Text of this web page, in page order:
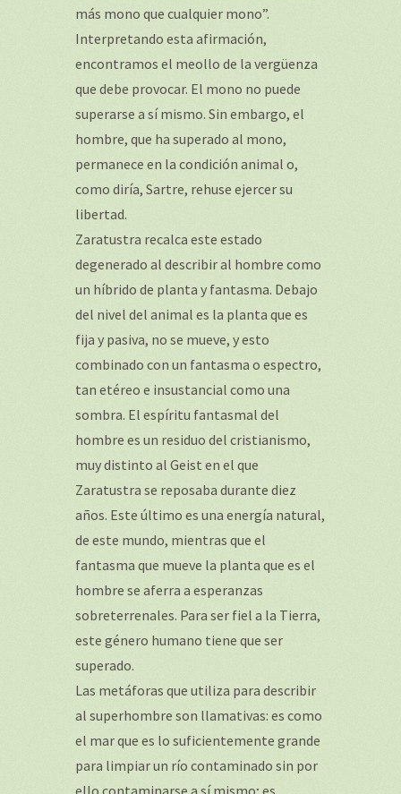
más mono que cualquier mono”.
Interpretando esta afirmación,
encontramos el meollo de la vergüenza
que debe provocar. El mono no puede
superarse a sí mismo. Sin embargo, el
hombre, que ha superado al mono,
permanece en la condición animal o,
como diría, Sartre, rehuse ejercer su
libertad.
Zaratustra recalca este estado
degenerado al describir al hombre como
un híbrido de planta y fantasma. Debajo
del nivel del animal es la planta que es
fija y pasiva, no se mueve, y esto
combinado con un fantasma o espectro,
tan etéreo e insustancial como una
sombra. El espíritu fantasmal del
hombre es un residuo del cristianismo,
muy distinto al Geist en el que
Zaratustra se reposaba durante diez
años. Este último es una energía natural,
de este mundo, mientras que el
fantasma que mueve la planta que es el
hombre se aferra a esperanzas
sobreterrenales. Para ser fiel a la Tierra,
este género humano tiene que ser
superado.
Las metáforas que utiliza para describir
al superhombre son llamativas: es como
el mar que es lo suficientemente grande
para limpiar un río contaminado sin por
ello contaminarse a sí mismo; es